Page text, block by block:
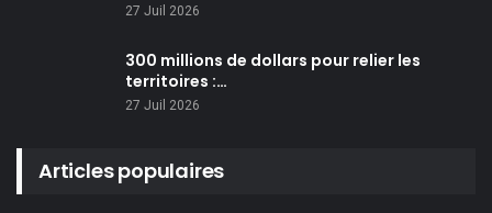
27 Juil 2026
300 millions de dollars pour relier les
territoires :…
27 Juil 2026
Articles populaires